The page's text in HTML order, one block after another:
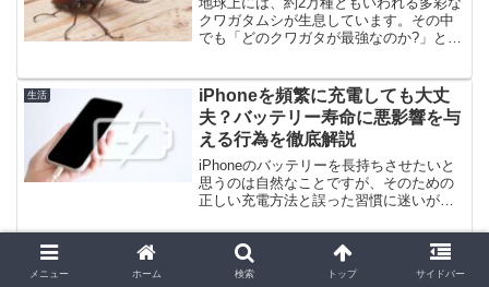
クワガタムシが生息しています。その中
でも「どのクワガタが最強なのか?」とい
顎力、攻撃性、持久力など総合力が試さ
れます。この記事では、...
生活
iPhoneを頻繁に充電しても大丈
夫？バッテリー寿命に悪影響を与
える行為を徹底解説
iPhoneのバッテリーを長持ちさせたいと
思うのは自然なことですが、そのための
正しい充電方法と誤った習慣に迷いがち
を防ぐために避けるべき充電の仕方をご
提案します。バッテリーの持ちを良くす
るための要点...
生活
冷蔵庫で固いままの桃、美味しく
熟成させるコツは？
メニュー ホーム 検索 トップ サイドバー